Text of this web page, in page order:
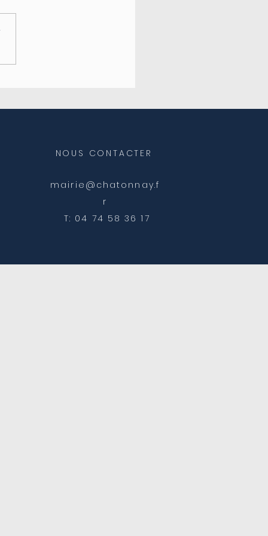
de l'agence
NOUS CONTACTER
mairie@chatonnay.f
r
T: 04 74 58 36 17